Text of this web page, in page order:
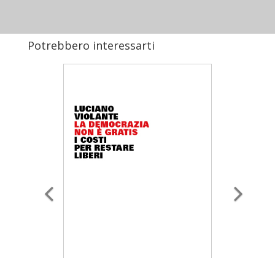
Potrebbero interessarti